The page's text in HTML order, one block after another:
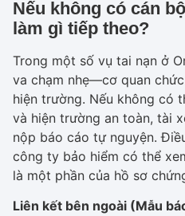
Nếu không có cán
làm gì tiếp theo?
Trong một số vụ tai nạn ở
va chạm nhẹ—cơ quan
hiện trường. Nếu không có
và hiện trường an toàn, tài
nộp báo cáo tự nguyện.
công ty bảo hiểm có thể
là một phần của hồ sơ
Liên kết bên ngoài (Mẫu